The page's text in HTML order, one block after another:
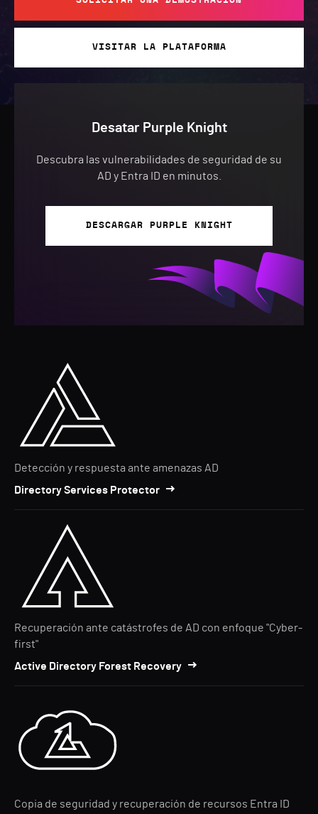
VISITAR LA PLATAFORMA
Desatar Purple Knight
Descubra las vulnerabilidades de seguridad de su
AD y Entra ID en minutos.
DESCARGAR PURPLE KNIGHT
Detección y respuesta ante amenazas AD
Directory Services Protector
Recuperación ante catástrofes de AD con enfoque "Cyber-
first"
Active Directory Forest Recovery
Copia de seguridad y recuperación de recursos Entra ID